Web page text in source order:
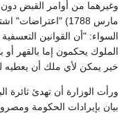
مارس 1788)
السواء: "أن القوانين
الملوك يحكمون إما بالقهر
خير يمكن لأي ملك أن يعطيه
ورأت الوزارة أن تهدئ ثائرة
بيان بإيرادات الحكومة